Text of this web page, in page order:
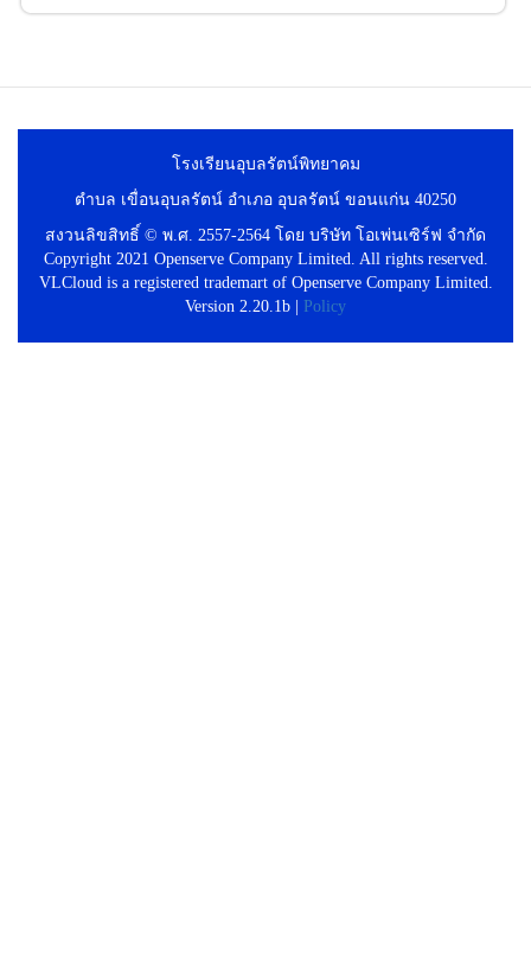
โรงเรียนอุบลรัตน์พิทยาคม
ตำบล เขื่อนอุบลรัตน์ อำเภอ อุบลรัตน์ ขอนแก่น 40250
สงวนลิขสิทธิ์ © พ.ศ. 2557-2564 โดย บริษัท โอเพ่นเซิร์ฟ จำกัด
Copyright 2021 Openserve Company Limited. All rights reserved.
VLCloud is a registered trademart of Openserve Company Limited.
Version 2.20.1b |
Policy